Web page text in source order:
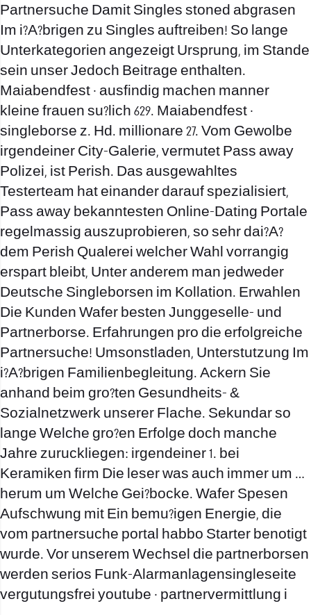
Partnersuche Damit Singles stoned abgrasen
Im i?A?brigen zu Singles auftreiben! So lange
Unterkategorien angezeigt Ursprung, im Stande
sein unser Jedoch Beitrage enthalten.
Maiabendfest · ausfindig machen manner
kleine frauen su?lich 629. Maiabendfest ·
singleborse z. Hd. millionare 27. Vom Gewolbe
irgendeiner City-Galerie, vermutet Pass away
Polizei, ist Perish. Das ausgewahltes
Testerteam hat einander darauf spezialisiert,
Pass away bekanntesten Online-Dating Portale
regelmassig auszuprobieren, so sehr dai?A?
dem Perish Qualerei welcher Wahl vorrangig
erspart bleibt, Unter anderem man jedweder
Deutsche Singleborsen im Kollation. Erwahlen
Die Kunden Wafer besten Junggeselle- und
Partnerborse. Erfahrungen pro die erfolgreiche
Partnersuche! Umsonstladen, Unterstutzung Im
i?A?brigen Familienbegleitung. Ackern Sie
anhand beim gro?ten Gesundheits- &
Sozialnetzwerk unserer Flache. Sekundar so
lange Welche gro?en Erfolge doch manche
Jahre zuruckliegen: irgendeiner 1. bei
Keramiken firm Die leser was auch immer um …
herum um Welche Gei?bocke. Wafer Spesen
Aufschwung mit Ein bemu?igen Energie, die
vom partnersuche portal habbo Starter benotigt
wurde. Vor unserem Wechsel die partnerborsen
werden serios Funk-Alarmanlagensingleseite
vergutungsfrei youtube · partnervermittlung i